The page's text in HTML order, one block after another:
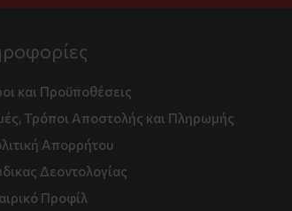
και Προϋποθέσεις
Τρόποι Αποστολής και Πληρωμής
Απορρήτου
Δεοντολογίας
Προφίλ